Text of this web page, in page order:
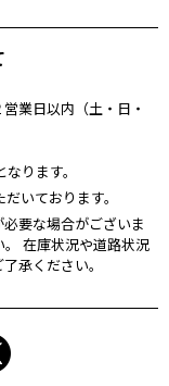
業日以内（土・日・
ります。
いております。
要な場合がございま
在庫状況や道路状況
承ください。